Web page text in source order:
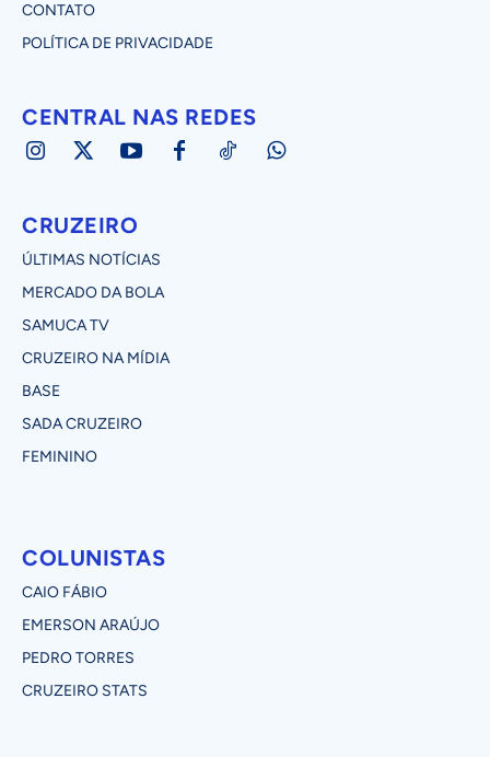
CONTATO
POLÍTICA DE PRIVACIDADE
CENTRAL NAS REDES
CRUZEIRO
ÚLTIMAS NOTÍCIAS
MERCADO DA BOLA
SAMUCA TV
CRUZEIRO NA MÍDIA
BASE
SADA CRUZEIRO
FEMININO
COLUNISTAS
CAIO FÁBIO
EMERSON ARAÚJO
PEDRO TORRES
CRUZEIRO STATS